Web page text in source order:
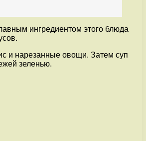
ингредиентом этого блюда
и нарезанные овощи. Затем суп
зеленью.